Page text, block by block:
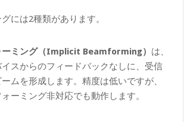
には2種類があります。
ーミング（Implicit Beamforming） は、
スからのフィードバックなしに、受信
ムを形成します。精度は低いですが、
ーミング非対応でも動作します。